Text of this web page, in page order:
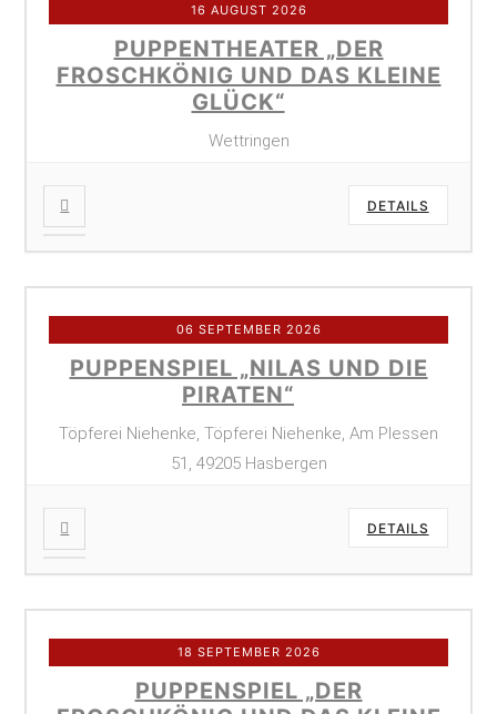
16 AUGUST 2026
PUPPENTHEATER „DER
FROSCHKÖNIG UND DAS KLEINE
GLÜCK“
Wettringen
DETAILS
06 SEPTEMBER 2026
PUPPENSPIEL „NILAS UND DIE
PIRATEN“
Töpferei Niehenke, Töpferei Niehenke, Am Plessen
51, 49205 Hasbergen
DETAILS
18 SEPTEMBER 2026
PUPPENSPIEL „DER